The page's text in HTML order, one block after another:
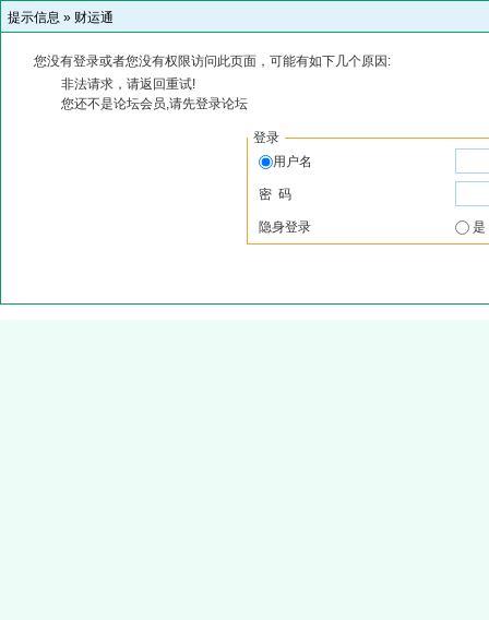
提示信息 » 财运通
您没有登录或者您没有权限访问此页面，可能有如下几个原因:
非法请求，请返回重试!
您还不是论坛会员,请先登录论坛
登录
用户名
密 码
隐身登录